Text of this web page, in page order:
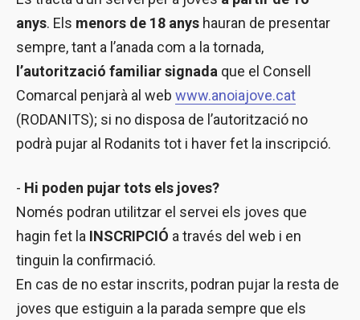
anys. Els menors de 18 anys hauran de presentar
sempre, tant a l’anada com a la tornada,
l’autorització familiar signada que el Consell
Comarcal penjarà al web www.anoiajove.cat
(RODANITS); si no disposa de l’autorització no
podrà pujar al Rodanits tot i haver fet la inscripció.
- Hi poden pujar tots els joves?
Només podran utilitzar el servei els joves que
hagin fet la INSCRIPCIÓ a través del web i en
tinguin la confirmació.
En cas de no estar inscrits, podran pujar la resta de
joves que estiguin a la parada sempre que els